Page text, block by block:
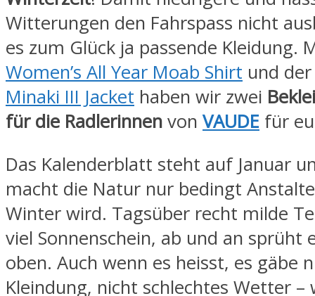
Witterungen den Fahrspass nicht
es zum Glück ja passende Kleidung.
Women’s All Year Moab Shirt und der
Minaki III Jacket haben wir zwei
für die Radlerinnen von VAUDE für
Das Kalenderblatt steht auf Januar
macht die Natur nur bedingt
Winter wird. Tagsüber recht milde
viel Sonnenschein, ab und an sprüht
oben. Auch wenn es heisst, es gäbe
Kleindung, nicht schlechtes Wetter –